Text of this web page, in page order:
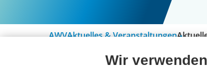
AWVAktuelles & Veranstaltungen
Wir